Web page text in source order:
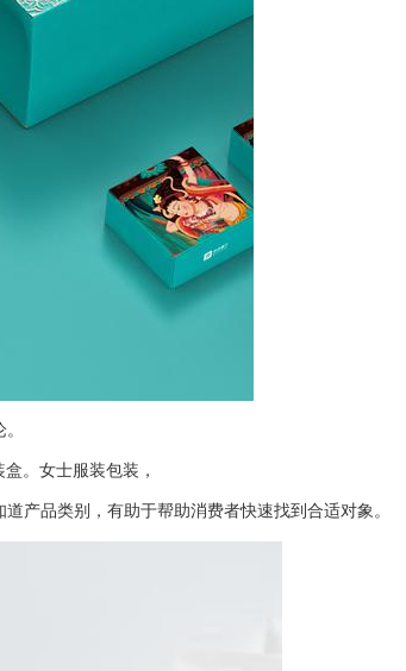
。女士服装包装，
产品类别，有助于帮助消费者快速找到合适对象。